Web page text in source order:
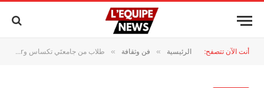
أنت الآن تتصفح: الرئيسية » فن وثقافة » طلاب من جامعتَي تكساس وSpring Arbor يزورون السفارة للتعرف على عمق العلاقات المغربية الأمريكية